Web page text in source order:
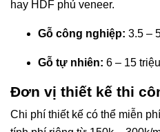
hay HDF phủ veneer.
Gỗ công nghiệp: 3.5 –
Gỗ tự nhiên: 6 – 15
Đơn vị thiết kế thi
Chi phí thiết kế có thể miễn